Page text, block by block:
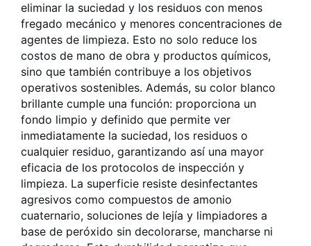
eliminar la suciedad y los residuos con menos
fregado mecánico y menores concentraciones de
agentes de limpieza. Esto no solo reduce los
costos de mano de obra y productos químicos,
sino que también contribuye a los objetivos
operativos sostenibles. Además, su color blanco
brillante cumple una función: proporciona un
fondo limpio y definido que permite ver
inmediatamente la suciedad, los residuos o
cualquier residuo, garantizando así una mayor
eficacia de los protocolos de inspección y
limpieza. La superficie resiste desinfectantes
agresivos como compuestos de amonio
cuaternario, soluciones de lejía y limpiadores a
base de peróxido sin decolorarse, mancharse ni